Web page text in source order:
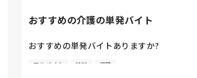
おすすめの介護の単発バイト
おすすめの単発バイトありますか?
給料の締め日を考慮して3月下旬で退職予定で
アルバイト 給料 退職